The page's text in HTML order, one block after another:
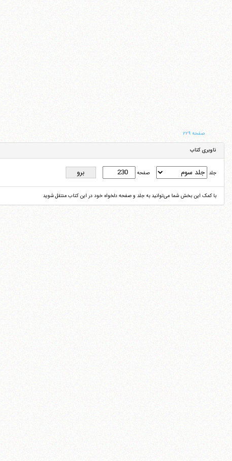
صفحه ۲۲۹
ناوبری کتاب
جلد صفحه
با کمک این بخش شما می‌توانید به جلد و صفحه دلخواه خود در این کتاب منتقل شوید